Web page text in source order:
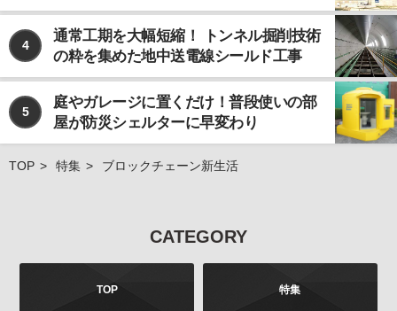
4
通常工期を大幅短縮！ トンネル掘削技術
の粋を集めた地中送電線シールド工事
5
庭やガレージに置くだけ！普段使いの部
屋が防災シェルターに早変わり
TOP 特集 ブロックチェーン新生活
CATEGORY
TOP 特集